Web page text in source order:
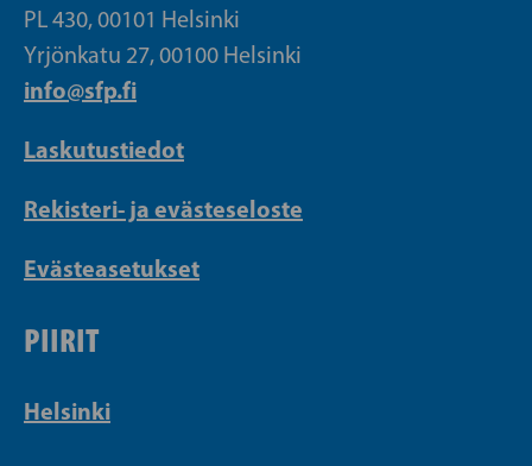
PL 430, 00101 Helsinki
Yrjönkatu 27, 00100 Helsinki
info@sfp.fi
Laskutustiedot
Rekisteri- ja evästeseloste
Evästeasetukset
PIIRIT
Helsinki